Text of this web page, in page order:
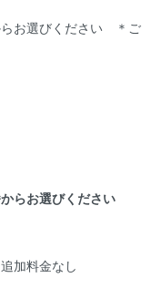
らお選びください ＊ご
らお選びください
加料金なし